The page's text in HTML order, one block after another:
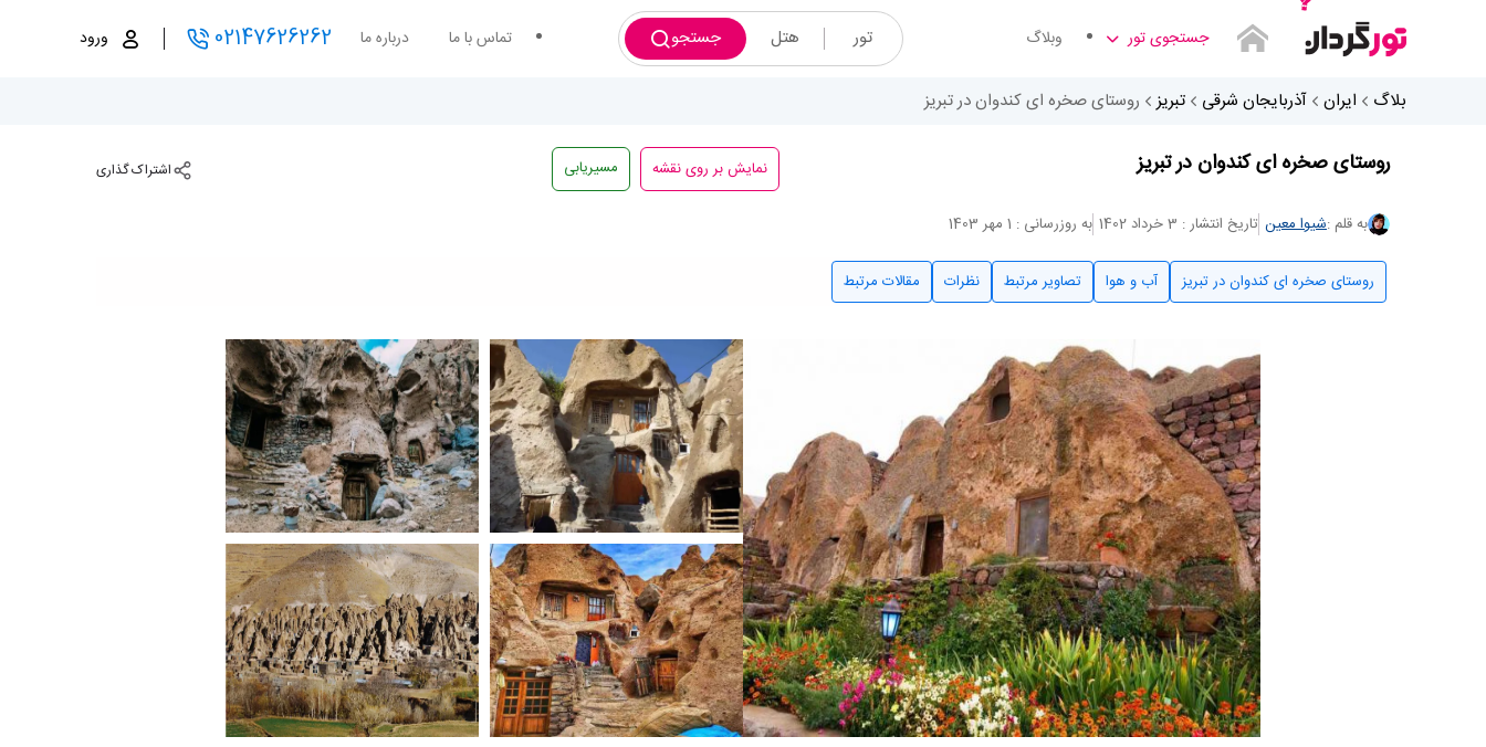
جستجوی تور وبلاگ تور هتل جستجو تماس با ما درباره ما 02147626262 ورود
بلاگ ایران آذربایجان شرقی تبریز روستای صخره ای کندوان در تبریز
روستای صخره ای کندوان در تبریز نمایش بر روی نقشه
مسیریابی اشتراک گذاری
به قلم :شیوا معین تاریخ انتشار : 3 خرداد 1402 به روزرسانی : 1 مهر 1403
روستای صخره ای کندوان در تبریز آب و هوا تصاویر مرتبط نظرات مقالات مرتبط